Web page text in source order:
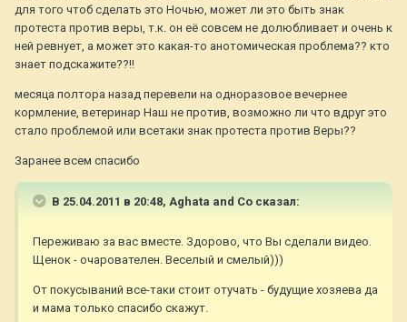
для того чтоб сделать это Ночью, может ли это быть знак
протеста против веры, т.к. он её совсем не долюбливает и очень к
ней ревнует, а может это какая-то анотомическая проблема?? кто
знает подскажите??!!
месяца полтора назад перевели на одноразовое вечернее
кормление, ветеринар Наш не против, возможно ли что вдруг это
стало проблемой или всетаки знак протеста против Веры??
Заранее всем спасибо
В 25.04.2011 в 20:48, Aghata and Co сказал:
Переживаю за вас вместе. Здорово, что Вы сделали видео.
Щенок - очарователен. Веселый и смелый)))
От покусываний все-таки стоит отучать - будущие хозяева да
и мама только спасибо скажут.